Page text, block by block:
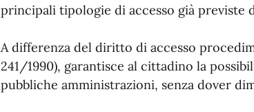
principali tipologie di accesso già previste
A differenza del diritto di accesso
241/1990), garantisce al cittadino la
pubbliche amministrazioni, senza dover